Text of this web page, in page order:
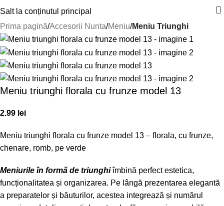
Salt la conținutul principal
Prima pagină Accesorii Nunta Meniu Meniu Triunghi
Meniu triunghi florala cu frunze model 13
2.99 lei
Meniu triunghi florala cu frunze model 13 – florala, cu frunze,
chenare, romb, pe verde
Meniurile în formă de triunghiîmbină perfect estetica,
funcționalitatea și organizarea. Pe lângă prezentarea elegantă
a preparatelor și băuturilor, acestea integrează și numărul